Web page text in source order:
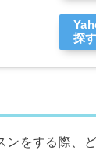
探す
ンをする際、